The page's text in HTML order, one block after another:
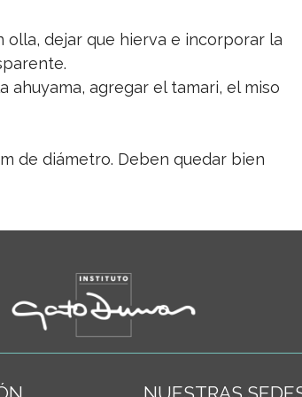
olla, dejar que hierva e incorporar la
agregar el tamari, el miso
de diámetro. Deben quedar bien